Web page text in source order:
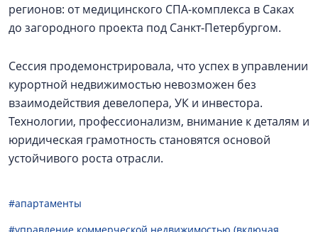
регионов: от медицинского СПА-комплекса в Саках
до загородного проекта под Санкт-Петербургом.
Сессия продемонстрировала, что успех в управлении
курортной недвижимостью невозможен без
взаимодействия девелопера, УК и инвестора.
Технологии, профессионализм, внимание к деталям и
юридическая грамотность становятся основой
устойчивого роста отрасли.
#апартаменты